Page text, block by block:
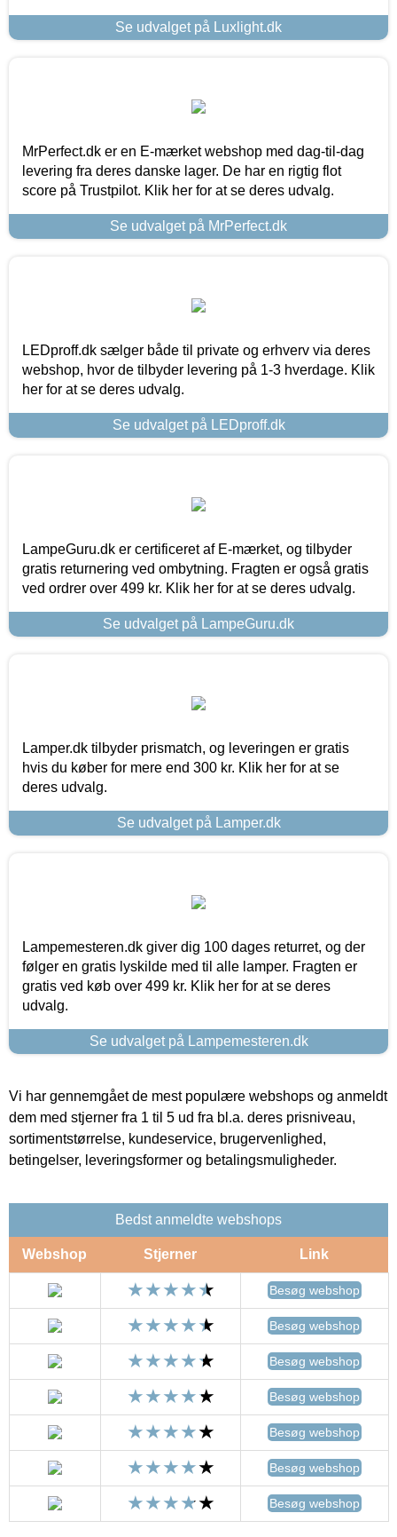
Se udvalget på Luxlight.dk
MrPerfect.dk er en E-mærket webshop med dag-til-dag
levering fra deres danske lager. De har en rigtig flot
score på Trustpilot. Klik her for at se deres udvalg.
Se udvalget på MrPerfect.dk
LEDproff.dk sælger både til private og erhverv via deres
webshop, hvor de tilbyder levering på 1-3 hverdage. Klik
her for at se deres udvalg.
Se udvalget på LEDproff.dk
LampeGuru.dk er certificeret af E-mærket, og tilbyder
gratis returnering ved ombytning. Fragten er også gratis
ved ordrer over 499 kr. Klik her for at se deres udvalg.
Se udvalget på LampeGuru.dk
Lamper.dk tilbyder prismatch, og leveringen er gratis
hvis du køber for mere end 300 kr. Klik her for at se
deres udvalg.
Se udvalget på Lamper.dk
Lampemesteren.dk giver dig 100 dages returret, og der
følger en gratis lyskilde med til alle lamper. Fragten er
gratis ved køb over 499 kr. Klik her for at se deres
udvalg.
Se udvalget på Lampemesteren.dk
Vi har gennemgået de mest populære webshops og anmeldt
dem med stjerner fra 1 til 5 ud fra bl.a. deres prisniveau,
sortimentstørrelse, kundeservice, brugervenlighed,
betingelser, leveringsformer og betalingsmuligheder.
Bedst anmeldte webshops
Webshop Stjerner Link
Besøg webshop
Besøg webshop
Besøg webshop
Besøg webshop
Besøg webshop
Besøg webshop
Besøg webshop